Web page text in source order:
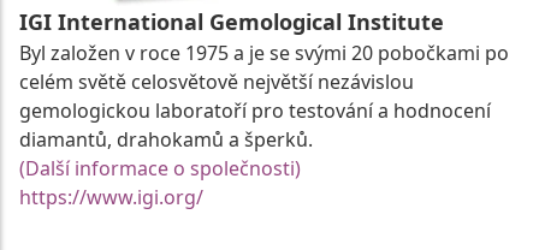
IGI International Gemological Institute
Byl založen v roce 1975 a je se svými 20 pobočkami po
celém světě celosvětově největší nezávislou
gemologickou laboratoří pro testování a hodnocení
diamantů, drahokamů a šperků.
(Další informace o společnosti)
https://www.igi.org/